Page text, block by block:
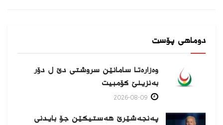
دوماهی پۆست
وەزارەتا سامانێن سروشتی دێ ل دۆر
بەنزینێ كۆمبیت
پەنجەشێرێ هەستیكێن جۆ بایدنی